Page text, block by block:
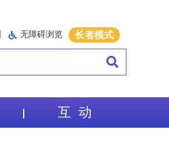
无障碍浏览 长者模式
互 动